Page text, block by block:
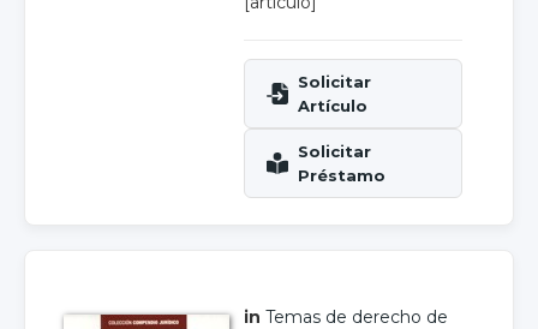
in Temas de derecho de